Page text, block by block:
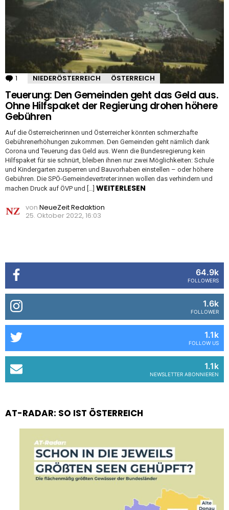
1 Kommentar
NIEDERÖSTERREICH ÖSTERREICH
Teuerung: Den Gemeinden geht das Geld aus.
Ohne Hilfspaket der Regierung drohen höhere
Gebühren
Auf die Österreicherinnen und Österreicher könnten schmerzhafte
Gebührenerhöhungen zukommen. Den Gemeinden geht nämlich dank
Corona und Teuerung das Geld aus. Wenn die Bundesregierung kein
Hilfspaket für sie schnürt, bleiben ihnen nur zwei Möglichkeiten: Schule
und Kindergarten zusperren und Bauvorhaben einstellen – oder höhere
Gebühren. Die SPÖ-Gemeindevertreter:innen wollen das verhindern und
machen Druck auf ÖVP und […] WEITERLESEN
von NeueZeit Redaktion
25. Oktober 2022, 16:03
64.9k
FOLLOWERS
1.6k
FOLLOWER
1.1k
FOLLOW US
1.1k
NEWSLETTER ABONNIEREN
AT-RADAR: SO IST ÖSTERREICH